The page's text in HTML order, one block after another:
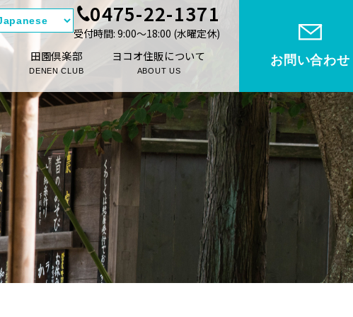
0475-22-1371
受付時間: 9:00〜18:00 (⽔曜定休)
田園倶楽部
DENEN CLUB
ヨコオ住販について
ABOUT US
お問い合わせ